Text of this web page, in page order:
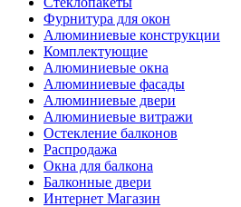
Фурнитура для окон
Алюминиевые конструкции
Комплектующие
Алюминиевые окна
Алюминиевые фасады
Алюминиевые двери
Алюминиевые витражи
Остекление балконов
Распродажа
Окна для балкона
Балконные двери
Интернет Магазин